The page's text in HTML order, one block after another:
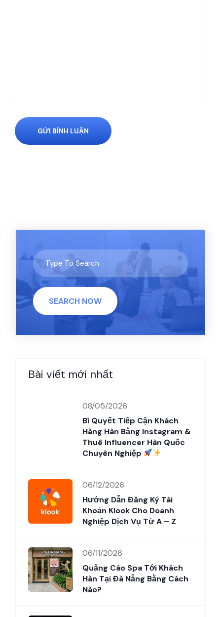
GỬI BÌNH LUẬN
SEARCH NOW
Bài viết mới nhất
08/05/2026
Bí Quyết Tiếp Cận Khách
Hàng Hàn Bằng Instagram &
Thuê Influencer Hàn Quốc
Chuyên Nghiệp
06/12/2026
Hướng Dẫn Đăng Ký Tài
Khoản Klook Cho Doanh
Nghiệp Dịch Vụ Từ A – Z
06/11/2026
Quảng Cáo Spa Tới Khách
Hàn Tại Đà Nẵng Bằng Cách
Nào?